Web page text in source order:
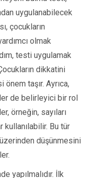
uygulanabilecek
çocukların
olmak
testi uygulamak
dikkatini
taşır. Ayrıca,
de belirleyici bir rol
örneğin, sayıları
Bu tür
düşünmesini
yapılmalıdır. İlk